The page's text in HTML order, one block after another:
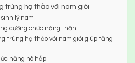
trùng hạ thảo với nam giới
lý nam
cường chức năng thận
trùng hạ thảo với nam giới giúp tăng
năng hô hấp